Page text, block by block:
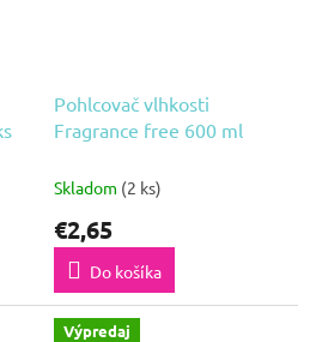
Pohlcovač vlhkosti
Fragrance free 600 ml
Skladom (2 ks)
€2,65
Do košíka
Výpredaj